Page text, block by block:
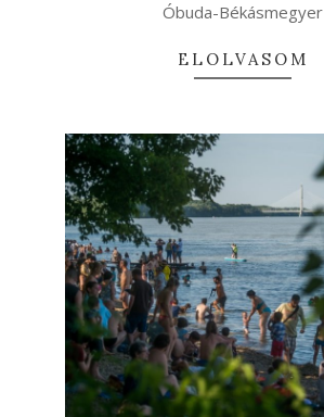
Óbuda-Békásmegyer
ELOLVASOM